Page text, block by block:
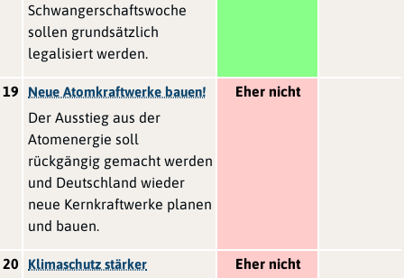
Schwangerschaftswoche
sollen grundsätzlich
legalisiert werden.
19 Neue Atomkraftwerke bauen!
Der Ausstieg aus der
Atomenergie soll
rückgängig gemacht werden
und Deutschland wieder
neue Kernkraftwerke planen
und bauen.
Eher nicht
20 Klimaschutz stärker Eher nicht